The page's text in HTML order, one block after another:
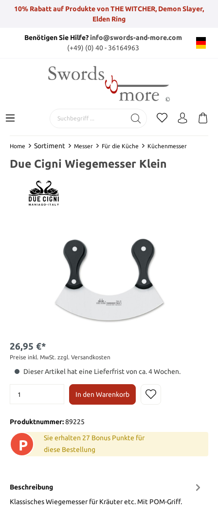
10% Rabatt auf Produkte von THE WITCHER, Demon Slayer,
Elden Ring
Benötigen Sie Hilfe?info@swords-and-more.com
(+49) (0) 40 - 36164963
Home Sortiment Messer Für die Küche Küchenmesser
Due Cigni Wiegemesser Klein
26,95 €*
Preise inkl. MwSt. zzgl. Versandkosten
Dieser Artikel hat eine Lieferfrist von ca. 4 Wochen.
In den Warenkorb
Produktnummer:89225
P
Sie erhalten 27 Bonus Punkte für
diese Bestellung
Beschreibung
Klassisches Wiegemesser für Kräuter etc. Mit POM-Griff.